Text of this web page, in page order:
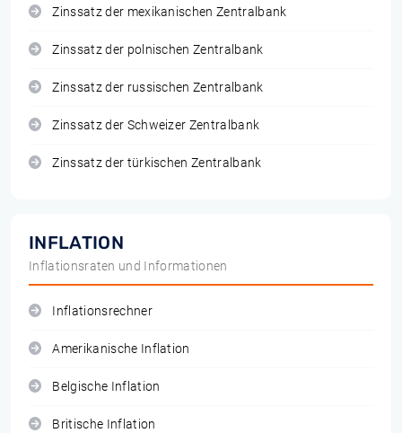
Zinssatz der mexikanischen Zentralbank
Zinssatz der polnischen Zentralbank
Zinssatz der russischen Zentralbank
Zinssatz der Schweizer Zentralbank
Zinssatz der türkischen Zentralbank
INFLATION
Inflationsraten und Informationen
Inflationsrechner
Amerikanische Inflation
Belgische Inflation
Britische Inflation